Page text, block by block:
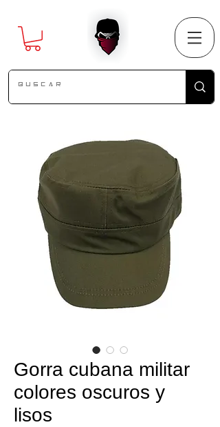
Gorra cubana militar
colores oscuros y
lisos